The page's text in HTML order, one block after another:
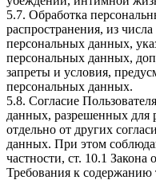
5.7. Обработка
распространения, из
персональных данных,
персональных данных,
запреты и условия,
персональных данных.
5.8. Согласие
данных, разрешенных для
отдельно от других
данных. При этом
частности, ст. 10.1
Требования к содержанию